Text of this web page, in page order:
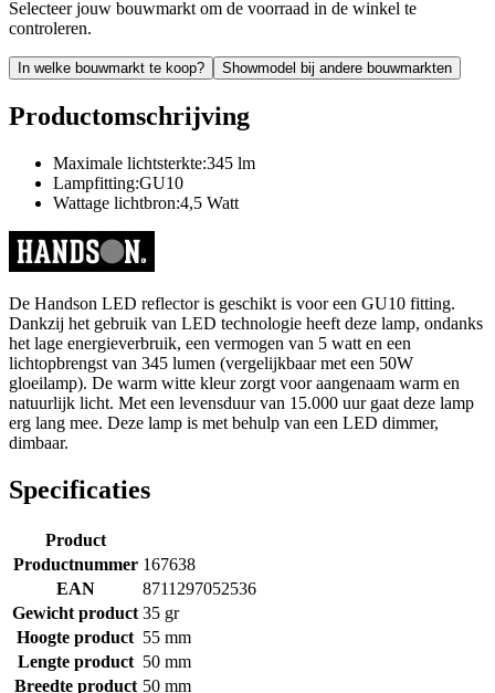
Selecteer jouw bouwmarkt om de voorraad in de winkel te
controleren.
In welke bouwmarkt te koop? Showmodel bij andere bouwmarkten
Productomschrijving
Maximale lichtsterkte:345 lm
Lampfitting:GU10
Wattage lichtbron:4,5 Watt
De Handson LED reflector is geschikt is voor een GU10 fitting.
Dankzij het gebruik van LED technologie heeft deze lamp, ondanks
het lage energieverbruik, een vermogen van 5 watt en een
lichtopbrengst van 345 lumen (vergelijkbaar met een 50W
gloeilamp). De warm witte kleur zorgt voor aangenaam warm en
natuurlijk licht. Met een levensduur van 15.000 uur gaat deze lamp
erg lang mee. Deze lamp is met behulp van een LED dimmer,
dimbaar.
Specificaties
Product
Productnummer 167638
EAN
8711297052536
Gewicht product 35 gr
Hoogte product 55 mm
Lengte product 50 mm
Breedte product 50 mm